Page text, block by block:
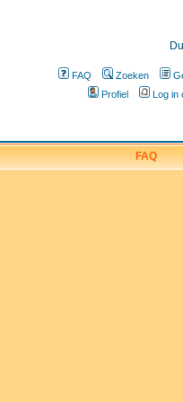
FAQ Zoeken
Profiel
Log in
FAQ